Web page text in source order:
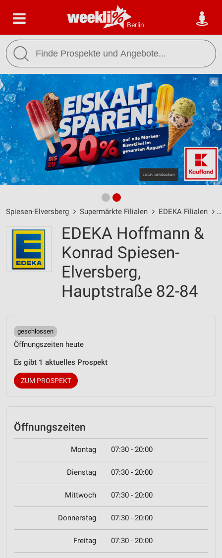
Berlin
Spiesen-Elversberg Supermärkte Filialen EDEKA Filialen
EDEKA Hoffmann &
Konrad Spiesen-
Elversberg,
Hauptstraße 82-84
geschlossen
Öffnungszeiten heute
Es gibt 1 aktuelles Prospekt
ZUM PROSPEKT
Öffnungszeiten
Montag 07:30 - 20:00
Dienstag 07:30 - 20:00
Mittwoch 07:30 - 20:00
Donnerstag 07:30 - 20:00
Freitag 07:30 - 20:00